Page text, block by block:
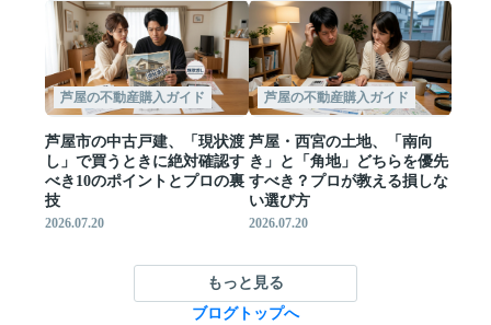
芦屋の不動産購入ガイド
芦屋市の中古戸建、「現状渡
し」で買うときに絶対確認す
べき10のポイントとプロの裏
技
2026.07.20
芦屋の不動産購入ガイド
芦屋・西宮の土地、「南向
き」と「角地」どちらを優先
すべき？プロが教える損しな
い選び方
2026.07.20
もっと見る
ブログトップへ